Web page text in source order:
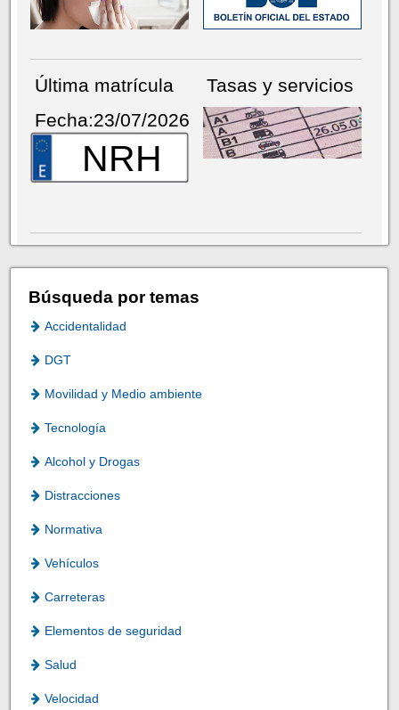
Última matrícula
Fecha:23/07/2026
NRH
Tasas y servicios
Búsqueda por temas
Accidentalidad
DGT
Movilidad y Medio ambiente
Tecnología
Alcohol y Drogas
Distracciones
Normativa
Vehículos
Carreteras
Elementos de seguridad
Salud
Velocidad